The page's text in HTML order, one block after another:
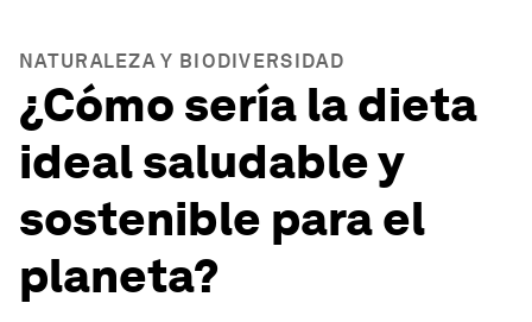
NATURALEZA Y BIODIVERSIDAD
¿Cómo sería la dieta
ideal saludable y
sostenible para el
planeta?